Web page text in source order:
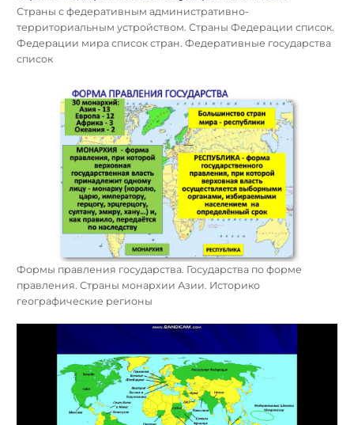
Страны с федеративным административно-
территориальным устройством. Страны Федерации список.
Федерации мира список стран. Федеративные государства
список
Формы правления государства. Государства по форме
правления. Страны монархии Азии. Историко
географические регионы